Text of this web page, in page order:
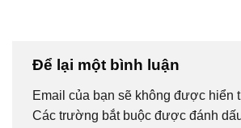
Để lại một bình luận
Email của bạn sẽ không được hiển
Các trường bắt buộc được đánh